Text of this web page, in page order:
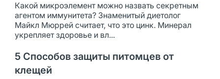
Какой микроэлемент можно назвать секретным
агентом иммунитета? Знаменитый диетолог
Майкл Мюррей считает, что это цинк. Минерал
укрепляет здоровье и вл...
5 Способов защиты питомцев от
клещей